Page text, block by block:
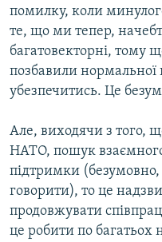
помилку, коли
те, що ми тепер,
багатовекторні, тому
позбавили нормальної
убезпечитись. Це
Але, виходячи з того,
НАТО, пошук
підтримки
говорити), то це
продовжувати
це робити по багатьох